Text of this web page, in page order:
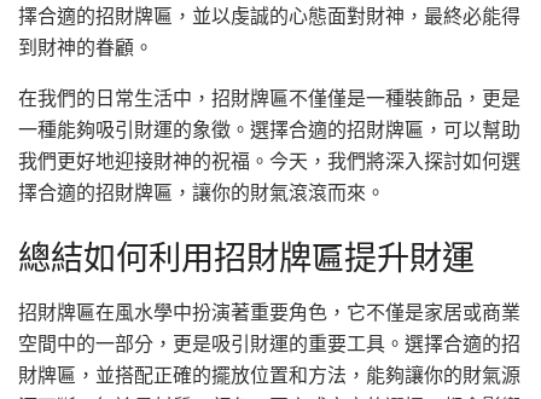
擇合適的招財牌匾，並以虔誠的心態面對財神，最終必能得
到財神的眷顧。
在我們的日常生活中，招財牌匾不僅僅是一種裝飾品，更是
一種能夠吸引財運的象徵。選擇合適的招財牌匾，可以幫助
我們更好地迎接財神的祝福。今天，我們將深入探討如何選
擇合適的招財牌匾，讓你的財氣滾滾而來。
總結如何利用招財牌匾提升財運
招財牌匾在風水學中扮演著重要角色，它不僅是家居或商業
空間中的一部分，更是吸引財運的重要工具。選擇合適的招
財牌匾，並搭配正確的擺放位置和方法，能夠讓你的財氣源